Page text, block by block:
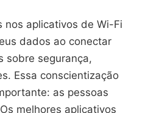
nos aplicativos de Wi-Fi
dados ao conectar
sobre segurança,
Essa conscientização
as pessoas
melhores aplicativos